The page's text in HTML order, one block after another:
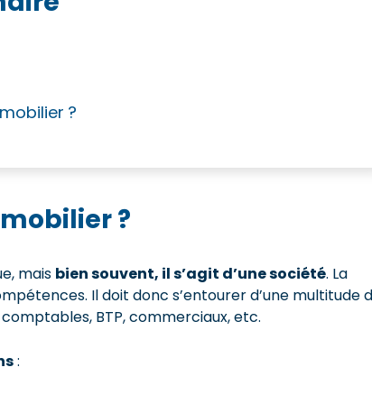
?
?
mais bien souvent, il s’agit d’une société. La
Il doit donc s’entourer d’une multitude
BTP, commerciaux, etc.
: